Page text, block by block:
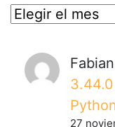
posts
Fabian
27